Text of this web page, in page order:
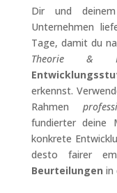
Dir und
Unternehmen
Tage, damit du
Theorie &
erkennst.
Rahmen
fundierter deine
konkrete
desto fairer
Beurteilungen in